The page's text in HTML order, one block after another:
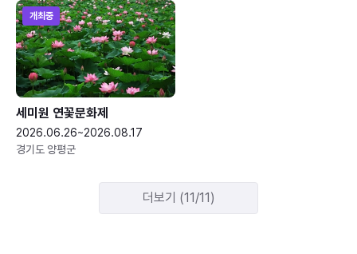
개최중
세미원 연꽃문화제
2026.06.26~2026.08.17
경기도 양평군
더보기 (11/11)